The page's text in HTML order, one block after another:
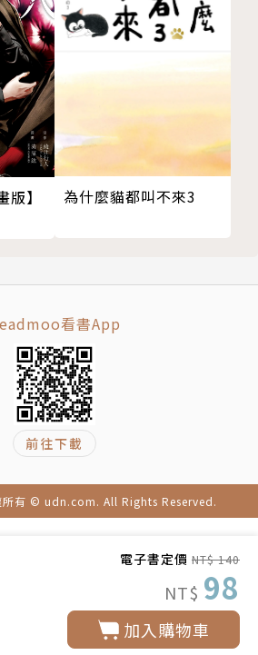
電子書定價 NT$ 140
NT$ 98
加入購物車
】
為什麼貓都叫不來3
看書App
前往下載
所有 © udn.com. All Rights Reserved.